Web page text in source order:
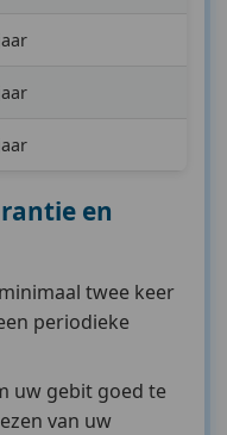
en
twee keer
periodieke
uw gebit goed te
van uw